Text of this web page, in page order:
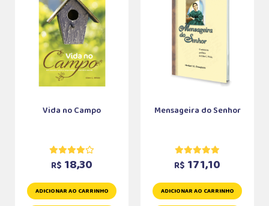
Vida no Campo
R$ 18,30
ADICIONAR AO CARRINHO
Mensageira do Senhor
R$ 171,10
ADICIONAR AO CARRINHO